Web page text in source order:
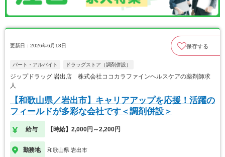
更新日：2026年6月18日 保存する
パート・アルバイト ドラッグストア（調剤併設）
ジップドラッグ 岩出店 株式会社ココカラファインヘルスケアの薬剤師求
人
【和歌山県／岩出市】キャリアアップを応援！活躍の
フィールドが多彩な会社です＜調剤併設＞
給与 【時給】2,000円～2,200円
勤務地 和歌山県 岩出市